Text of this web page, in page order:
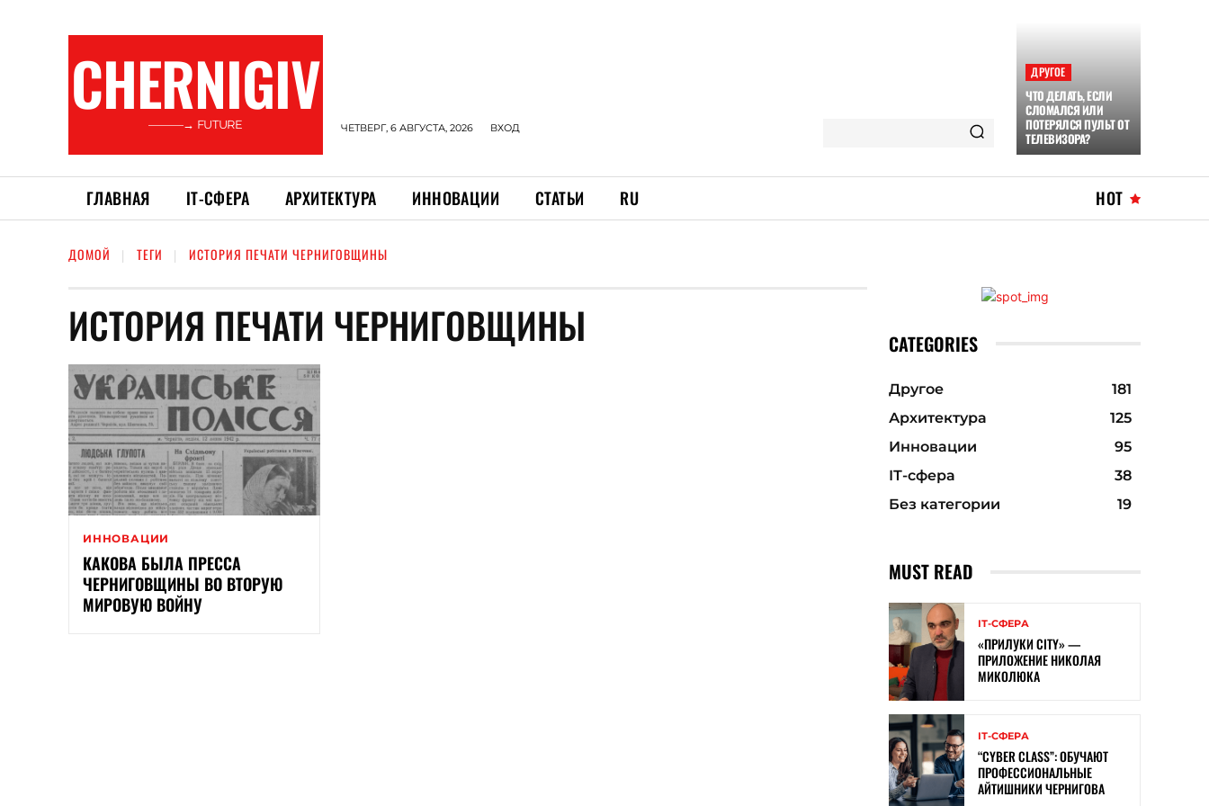
CHERNIGIV
———→ FUTURE ЧЕТВЕРГ, 6 АВГУСТА, 2026 ВХОД
ДРУГОЕ
ЧТО ДЕЛАТЬ, ЕСЛИ
СЛОМАЛСЯ ИЛИ
ПОТЕРЯЛСЯ ПУЛЬТ ОТ
ТЕЛЕВИЗОРА?
ГЛАВНАЯ ІТ-СФЕРА АРХИТЕКТУРА ИННОВАЦИИ СТАТЬИ RU HOT
ДОМОЙ ТЕГИ ИСТОРИЯ ПЕЧАТИ ЧЕРНИГОВЩИНЫ
ИСТОРИЯ ПЕЧАТИ ЧЕРНИГОВЩИНЫ
ИННОВАЦИИ
КАКОВА БЫЛА ПРЕССА
ЧЕРНИГОВЩИНЫ ВО ВТОРУЮ
МИРОВУЮ ВОЙНУ
CATEGORIES
Другое
181
Архитектура
125
Инновации
95
ІТ-сфера
38
Без категории
19
MUST READ
ІТ-СФЕРА
«ПРИЛУКИ CITY» —
ПРИЛОЖЕНИЕ НИКОЛАЯ
МИКОЛЮКА
ІТ-СФЕРА
“CYBER ​​CLASS”: ОБУЧАЮТ
ПРОФЕССИОНАЛЬНЫЕ
АЙТИШНИКИ ЧЕРНИГОВА